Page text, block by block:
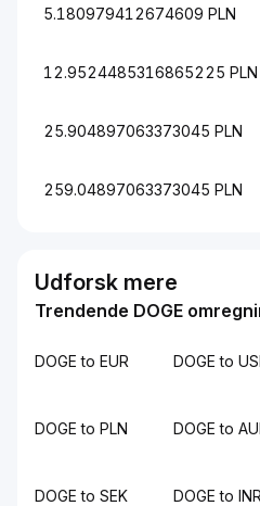
5.180979412674609 PLN
12.9524485316865225 PLN
25.904897063373045 PLN
259.04897063373045 PLN
Udforsk mere
Trendende DOGE
DOGE to EUR DOGE to
DOGE to PLN DOGE to
DOGE to SEK DOGE to INR